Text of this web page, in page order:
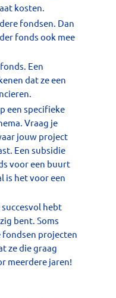
kosten.
fondsen. Dan
fonds ook mee
Een
dat ze een
een specifieke
Vraag je
jouw project
Een subsidie
voor een buurt
is het voor een
hebt
bent. Soms
projecten
ze die graag
meerdere jaren!